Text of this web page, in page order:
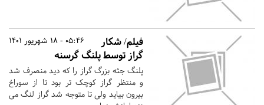
05:46 - 18 شهریور 1401
فیلم/ شکار
گراز توسط پلنگ گرسنه
پلنگ جثه بزرگ گراز را که دید منصرف شد
و منتظر گراز کوچک تر بود تا از سوراخ
بیرون بیاید ولی تا متوجه شد گراز لنگ می